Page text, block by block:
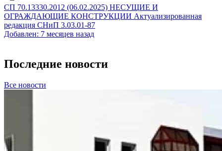
СП 70.13330.2012 (06.02.2025) НЕСУЩИЕ И
ОГРАЖДАЮЩИЕ КОНСТРУКЦИИ Актуализированная
редакция СНиП 3.03.01-87
Добавлен: 7 месяцев назад
Последние новости
Все новости